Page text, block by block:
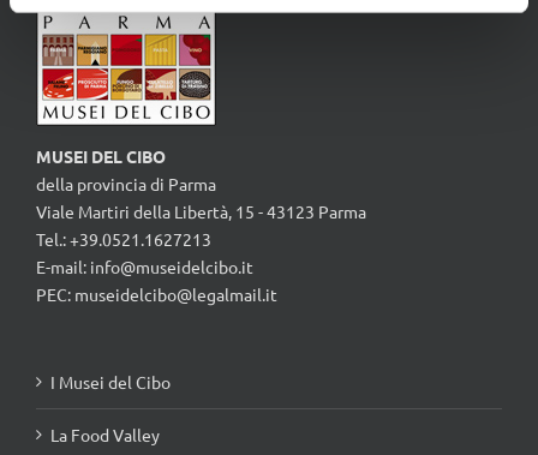
MUSEI DEL CIBO
della provincia di Parma
Viale Martiri della Libertà, 15 - 43123 Parma
Tel.: +39.0521.1627213
E-mail: info@museidelcibo.it
PEC: museidelcibo@legalmail.it
I Musei del Cibo
La Food Valley